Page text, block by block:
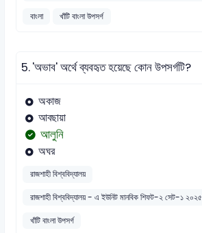
বাংলা
খাঁটি বাংলা উপসর্গ
5.'অভাব' অর্থে ব্যবহৃত হয়েছে কোন উপসর্গটি?
অকাজ
আবছায়া
আলুনি
অঘর
রাজশাহী বিশ্ববিদ্যালয়
রাজশাহী বিশ্ববিদ্যালয় - এ ইউনিট মানবিক শিফট-২ সেট-১
খাঁটি বাংলা উপসর্গ